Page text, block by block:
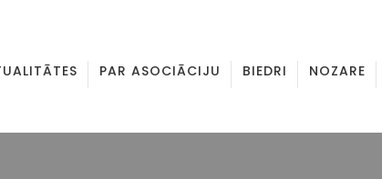
PAR ASOCIĀCIJU BIEDRI NOZARE